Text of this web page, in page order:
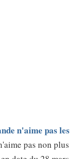
n'aime pas les
pas non plus